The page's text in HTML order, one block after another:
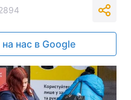
на нас в Google